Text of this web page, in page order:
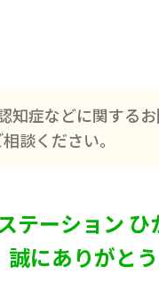
知症などに関する
談ください。
テーション ひ
誠にありがとう